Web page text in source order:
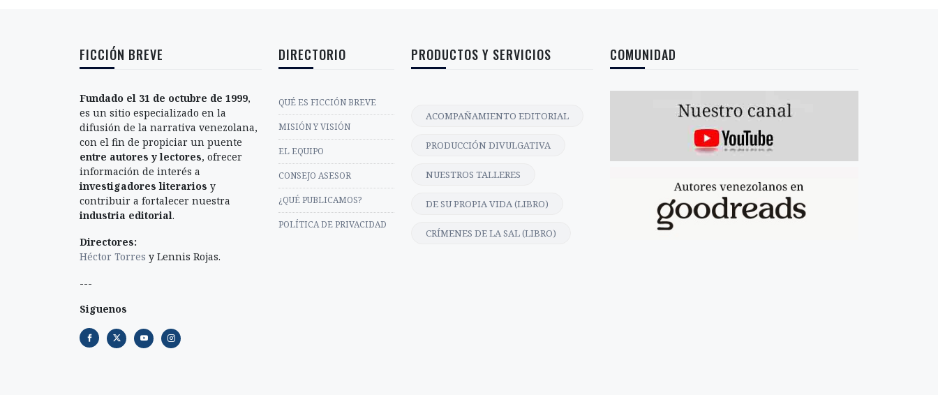
FICCIÓN BREVE
Fundado el 31 de octubre de 1999,
es un sitio especializado en la
difusión de la narrativa venezolana,
con el fin de propiciar un puente
entre autores y lectores, ofrecer
información de interés a
investigadores literarios y
contribuir a fortalecer nuestra
industria editorial.
Directores:
Héctor Torres y Lennis Rojas.
---
Siguenos
DIRECTORIO
QUÉ ES FICCIÓN BREVE
MISIÓN Y VISIÓN
EL EQUIPO
CONSEJO ASESOR
¿QUÉ PUBLICAMOS?
POLÍTICA DE PRIVACIDAD
PRODUCTOS Y SERVICIOS
ACOMPAÑAMIENTO EDITORIAL
PRODUCCIÓN DIVULGATIVA
NUESTROS TALLERES
DE SU PROPIA VIDA (LIBRO)
CRÍMENES DE LA SAL (LIBRO)
COMUNIDAD